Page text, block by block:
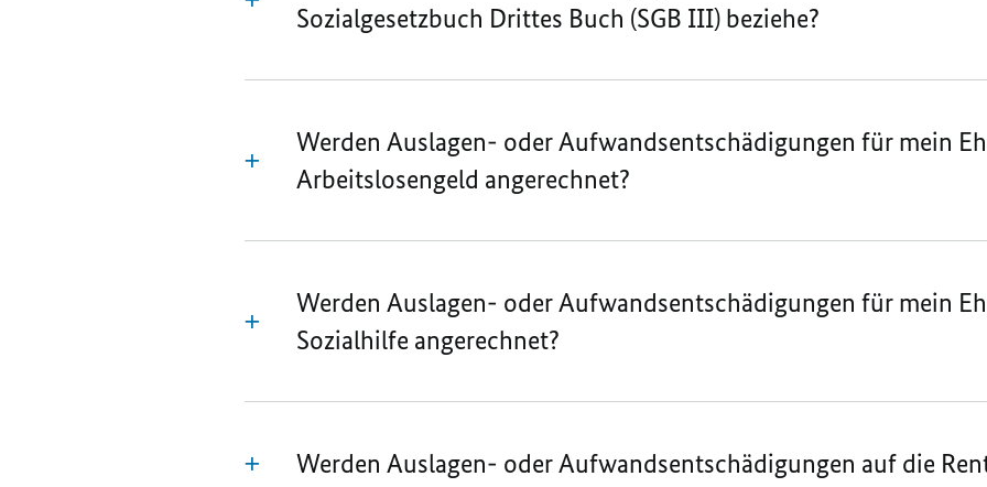
Sozialgesetzbuch Drittes Buch (SGB III) beziehe?
Werden Auslagen- oder Aufwandsentschädigungen für mein
Arbeitslosengeld angerechnet?
Werden Auslagen- oder Aufwandsentschädigungen für mein
Sozialhilfe angerechnet?
Werden Auslagen- oder Aufwandsentschädigungen auf die